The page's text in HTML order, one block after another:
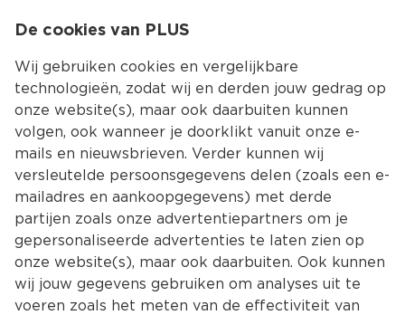
Kies jouw
De cookies van PLUS
Wij gebruiken cookies en vergelijkbare
technologieën, zodat wij en derden jouw gedrag op
onze website(s), maar ook daarbuiten kunnen
volgen, ook wanneer je doorklikt vanuit onze e-
mails en nieuwsbrieven. Verder kunnen wij
versleutelde persoonsgegevens delen (zoals een e-
mailadres en aankoopgegevens) met derde
partijen zoals onze advertentiepartners om je
gepersonaliseerde advertenties te laten zien op
onze website(s), maar ook daarbuiten. Ook kunnen
wij jouw gegevens gebruiken om analyses uit te
voeren zoals het meten van de effectiviteit van